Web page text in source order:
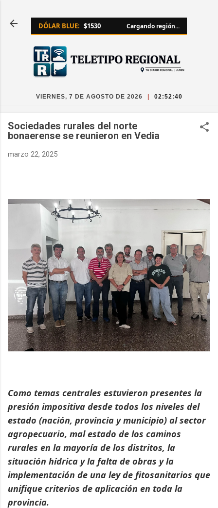
DÓLAR BLUE: $1530 Cargando región...
VIERNES, 7 DE AGOSTO DE 2026 02:52:41
Sociedades rurales del norte
bonaerense se reunieron en Vedia
marzo 22, 2025
Como temas centrales estuvieron presentes la
presión impositiva desde todos los niveles del
estado (nación, provincia y municipio) al sector
agropecuario, mal estado de los caminos
rurales en la mayoría de los distritos, la
situación hídrica y la falta de obras y la
implementación de una ley de fitosanitarios que
unifique criterios de aplicación en toda la
provincia.